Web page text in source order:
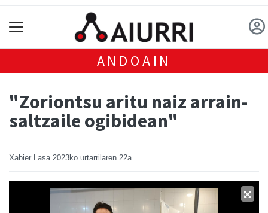
ANDOAIN
"Zoriontsu aritu naiz arrain-
saltzaile ogibidean"
Xabier Lasa 2023ko urtarrilaren 22a